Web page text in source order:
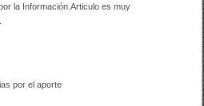
la Información.Articulo es muy
por el aporte